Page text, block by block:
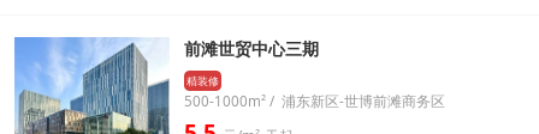
前滩世贸中心三期
精装修
500-1000m² / 浦东新区-世博前滩商务区